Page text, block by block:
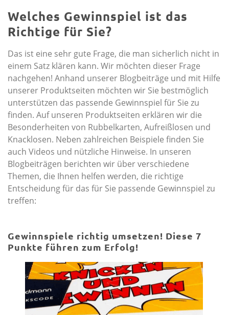
Welches Gewinnspiel ist das
Richtige für Sie?
Das ist eine sehr gute Frage, die man sicherlich nicht in
einem Satz klären kann. Wir möchten dieser Frage
nachgehen! Anhand unserer Blogbeiträge und mit Hilfe
unserer Produktseiten möchten wir Sie bestmöglich
unterstützen das passende Gewinnspiel für Sie zu
finden. Auf unseren Produktseiten erklären wir die
Besonderheiten von Rubbelkarten, Aufreißlosen und
Knacklosen. Neben zahlreichen Beispiele finden Sie
auch Videos und nützliche Hinweise. In unseren
Blogbeiträgen berichten wir über verschiedene
Themen, die Ihnen helfen werden, die richtige
Entscheidung für das für Sie passende Gewinnspiel zu
treffen:
Gewinnspiele richtig umsetzen! Diese 7
Punkte führen zum Erfolg!